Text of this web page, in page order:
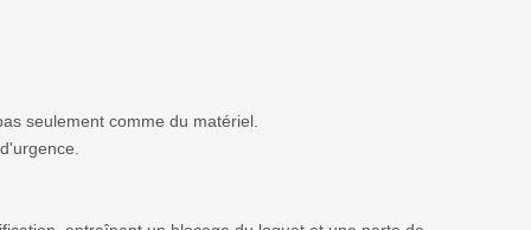
seulement comme du matériel.